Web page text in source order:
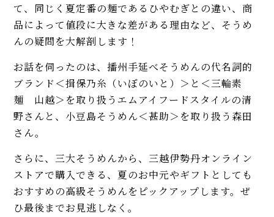
て、同じく夏定番の麺であるひやむぎとの違い、商
品によって値段に大きな差がある理由など、そうめ
んの疑問を大解剖します！
お話を伺ったのは、播州手延べそうめんの代名詞的
ブランド＜揖保乃糸（いぼのいと）＞と＜三輪素
麺 山越＞を取り扱うエムアイフードスタイルの清
野さんと、小豆島そうめん＜甚助＞を取り扱う森田
さん。
さらに、三大そうめんから、三越伊勢丹オンライン
ストアで購入できる、夏のお中元やギフトとしても
おすすめの高級そうめんをピックアップします。ぜ
ひ最後までお見逃しなく。